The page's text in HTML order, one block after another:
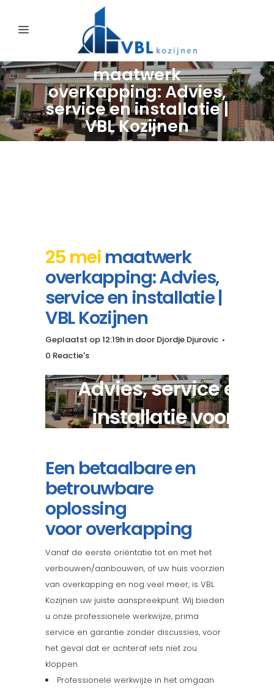
maatwerk
overkapping: Advies,
service en installatie |
VBL Kozijnen
25 mei maatwerk
overkapping: Advies,
service en installatie |
VBL Kozijnen
Geplaatst op 12:19h in door Djordje Djurovic
0 Reactie's
Advies, service en
installatie voor
Een betaalbare en
betrouwbare
oplossing
voor overkapping
Vanaf de eerste oriëntatie tot en met het
verbouwen/aanbouwen, of uw huis voorzien
van overkapping en nog veel meer, is VBL
Kozijnen uw juiste aanspreekpunt. Wij bieden
u onze professionele werkwijze, prima
service en garantie zonder discussies, voor
het geval dat er achteraf iets niet zou
kloppen.
Professionele werkwijze in het omgaan